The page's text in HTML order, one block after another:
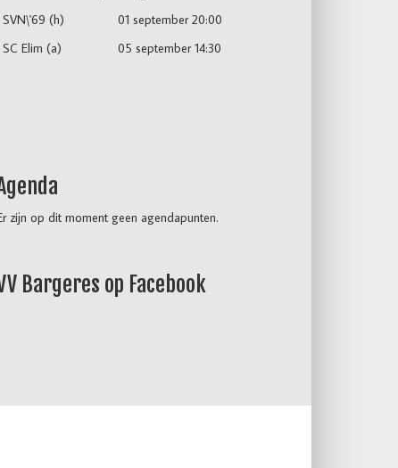
SVN\'69 (h)
01 september 20:00
SC Elim (a)
05 september 14:30
zijn op dit moment geen agendapunten.
Bargeres op Facebook